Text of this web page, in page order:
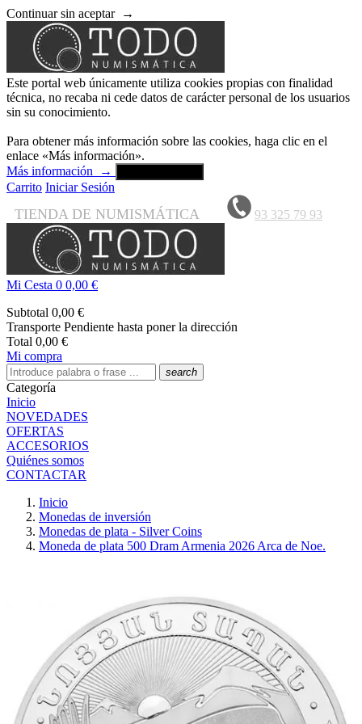
Continuar sin aceptar →
Este portal web únicamente utiliza cookies propias con finalidad
técnica, no recaba ni cede datos de carácter personal de los usuarios
sin su conocimiento.
Para obtener más información sobre las cookies, haga clic en el
enlace «Más información».
Más información
→
Carrito Iniciar Sesión
TIENDA DE NUMISMÁTICA 93 325 79 93
Mi Cesta 0 0,00 €
Subtotal 0,00 €
Transporte Pendiente hasta poner la dirección
Total 0,00 €
Mi compra
search
Categoría
Inicio
NOVEDADES
OFERTAS
ACCESORIOS
Quiénes somos
CONTACTAR
Inicio
Monedas de inversión
Monedas de plata - Silver Coins
Moneda de plata 500 Dram Armenia 2026 Arca de Noe.